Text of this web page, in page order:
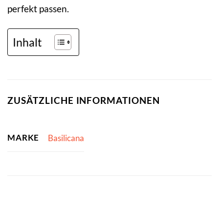
perfekt passen.
Inhalt
ZUSÄTZLICHE INFORMATIONEN
MARKE Basilicana